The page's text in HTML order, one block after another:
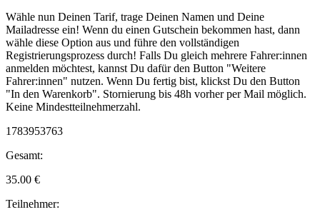
Wähle nun Deinen Tarif, trage Deinen Namen und Deine
Mailadresse ein! Wenn du einen Gutschein bekommen hast, dann
wähle diese Option aus und führe den vollständigen
Registrierungsprozess durch! Falls Du gleich mehrere Fahrer:innen
anmelden möchtest, kannst Du dafür den Button "Weitere
Fahrer:innen" nutzen. Wenn Du fertig bist, klickst Du den Button
"In den Warenkorb". Stornierung bis 48h vorher per Mail möglich.
Keine Mindestteilnehmerzahl.
1783953763
Gesamt:
35.00 €
Teilnehmer: